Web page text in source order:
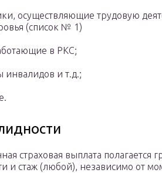
осуществляющие трудовую
(список № 1)
в РКС;
инвалидов и т.д.;
страховая выплата
и стаж (любой), независимо от